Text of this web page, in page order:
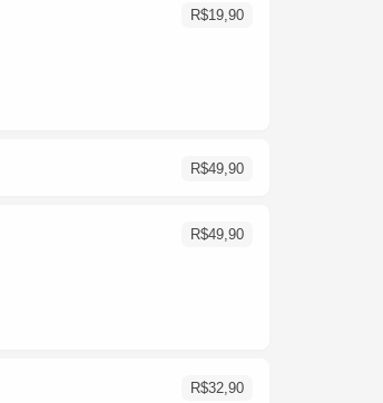
R$19,90
R$49,90
R$49,90
R$32,90